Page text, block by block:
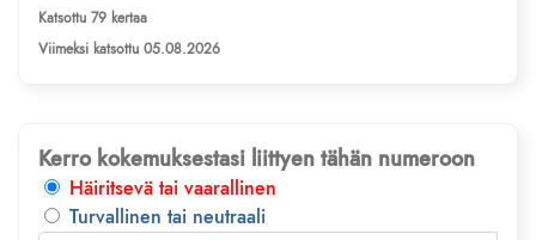
Katsottu 79 kertaa
Viimeksi katsottu 05.08.2026
Kerro kokemuksestasi liittyen tähän numeroon
Häiritsevä tai vaarallinen
Turvallinen tai neutraali